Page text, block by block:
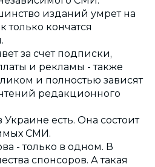
изданий умрет на
кончатся
за счет подписки,
и рекламы - также
и полностью зависят
редакционного
Украине есть. Она состоит
СМИ.
- только в одном. В
спонсоров. А такая